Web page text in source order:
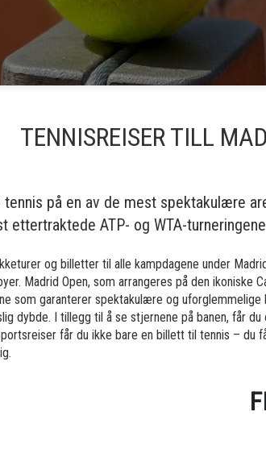
TENNISREISER TILL
på en av de mest spektakulære
ettertraktede ATP- og WTA-
og billetter til alle kampdagene under
Madrid Open, som arrangeres på den
som garanterer spektakulære og
dybde. I tillegg til å se stjernene på banen, får
får du ikke bare en billett til tennis –